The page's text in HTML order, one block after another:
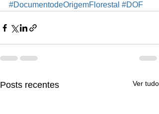
#DocumentodeOrigemFlorestal #DOF
Posts recentes Ver tudo